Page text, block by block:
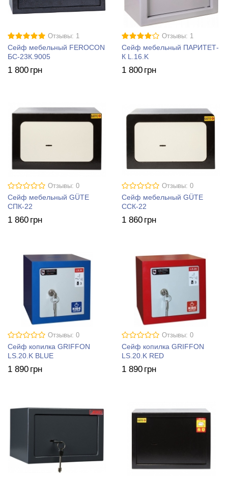
Отзывы: 1
Сейф мебельный FEROCON
БС-23К.9005
1 800 грн
Отзывы: 1
Сейф мебельный ПАРИТЕТ-
К L.16.K
1 800 грн
Отзывы: 0
Сейф мебельный GÜTE
СПК-22
1 860 грн
Отзывы: 0
Сейф мебельный GÜTE
ССК-22
1 860 грн
Отзывы: 0
Сейф копилка GRIFFON
LS.20.K BLUE
1 890 грн
Отзывы: 0
Сейф копилка GRIFFON
LS.20.K RED
1 890 грн